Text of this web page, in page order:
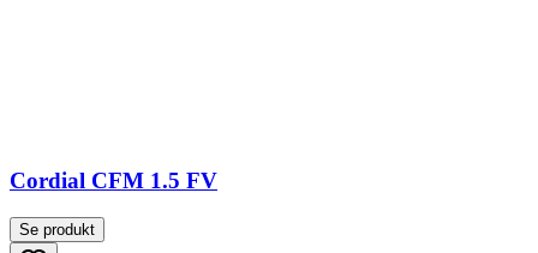
Cordial CFM 1.5 FV
Se produkt